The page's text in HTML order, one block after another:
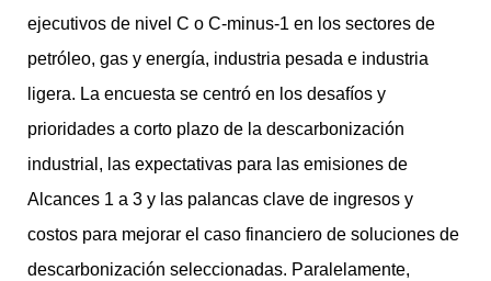
ejecutivos de nivel C o C-minus-1 en los sectores de
petróleo, gas y energía, industria pesada e industria
ligera. La encuesta se centró en los desafíos y
prioridades a corto plazo de la descarbonización
industrial, las expectativas para las emisiones de
Alcances 1 a 3 y las palancas clave de ingresos y
costos para mejorar el caso financiero de soluciones de
descarbonización seleccionadas. Paralelamente,